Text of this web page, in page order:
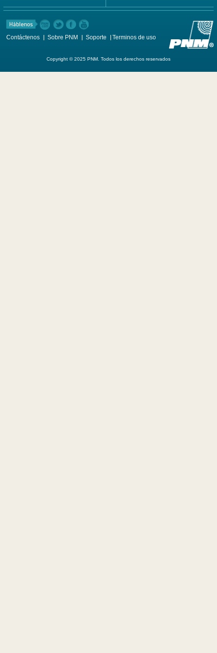
Contáctenos Sobre PNM Soporte Terminos de uso
Copyright © 2025 PNM. Todos los derechos reservados